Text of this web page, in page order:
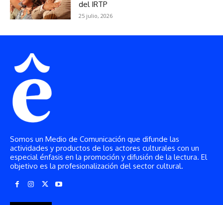
Somos un Medio de Comunicación que difunde las
actividades y productos de los actores culturales con un
especial énfasis en la promoción y difusión de la lectura. El
objetivo es la profesionalización del sector cultural.